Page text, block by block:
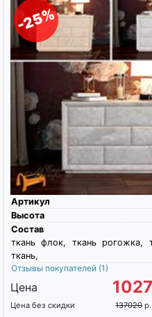
-25%
Артикул
Высота
Состав
ткань флок, ткань рогожка,
ткань,
Отзывы покупателей (1)
Цена
Цена без скидки 137020 р.